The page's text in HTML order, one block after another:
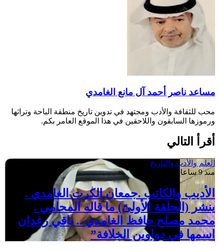
مساعد ناصر أحمد آل مانع الغامدي
محب للثقافة والأدب ومجتهد في تدوين تاريخ منطقة الباحة وتراثها
ورموزها السابقون واللاحقين في هذا الموقع العامر بكم.
أقرأ التالي
العلم والأدب والتاريخ
منذ 9 ساعات
الأديب والكاتب .جمعان الكرت الغامدي .
ينشر (الحلقة الأولىً) ما قاله المحامي .
محمد مصلح حافظ الغامدي .. باقي رغدان
اسمها في دواوين الخلافة”